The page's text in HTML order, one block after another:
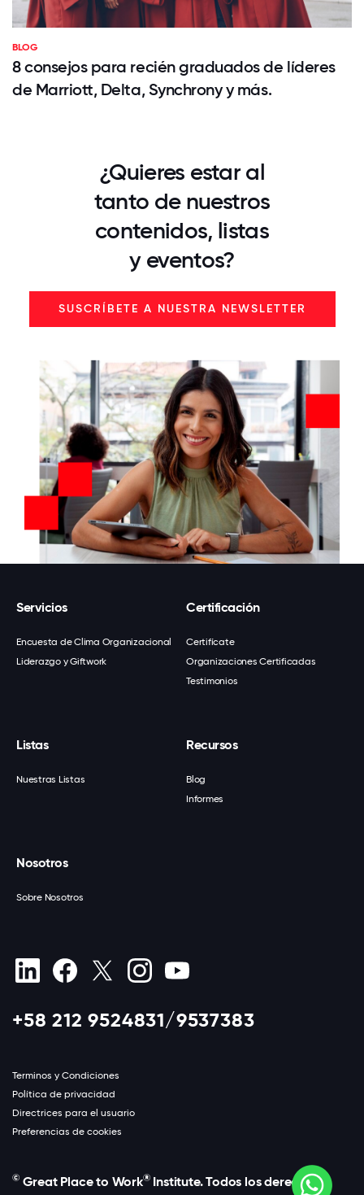
BLOG
8 consejos para recién graduados de líderes
de Marriott, Delta, Synchrony y más.
¿Quieres estar al
tanto de nuestros
contenidos, listas
y eventos?
SUSCRÍBETE A NUESTRA NEWSLETTER
Servicios
Encuesta de Clima Organizacional
Liderazgo y Giftwork
Certificación
Certifícate
Organizaciones Certificadas
Testimonios
Listas
Nuestras Listas
Recursos
Blog
Informes
Nosotros
Sobre Nosotros
+58 212 9524831/9537383
Terminos y Condiciones
Política de privacidad
Directrices para el usuario
Preferencias de cookies
©Great Place to Work®Institute. Todos los derechos